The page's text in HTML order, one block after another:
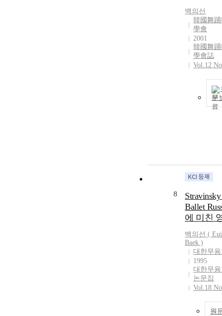
백의선
韓國舞
學會
2001
韓國舞
學會誌
Vol.12
문
8
Ballet
에 미친
백의선 (
Baek )
대한무
1995
대한무
논문집
Vol.18
원